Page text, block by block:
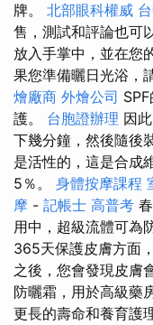
牌。 北部眼科權威
售，測試和評論也可
放入手掌中，並在您
果您準備曬日光浴，
燴廠商 外燴公司
護。 台胞證辦理 因
下幾分鐘，然後隨後
是活性的，這是合成
5％。 身體按摩課程
摩 - 記帳士 高普考
用中，超級流體可為
365天保護皮膚方面
之後，您會發現皮膚
防曬霜，用於高級藥
更長的壽命和養育護